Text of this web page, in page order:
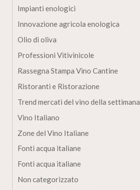
Impianti enologici
Innovazione agricola enologica
Olio di oliva
Professioni Vitivinicole
Rassegna Stampa Vino Cantine
Ristoranti e Ristorazione
Trend mercati del vino della settimana
Vino Italiano
Zone del Vino Italiane
Fonti acqua italiane
Fonti acqua italiane
Non categorizzato